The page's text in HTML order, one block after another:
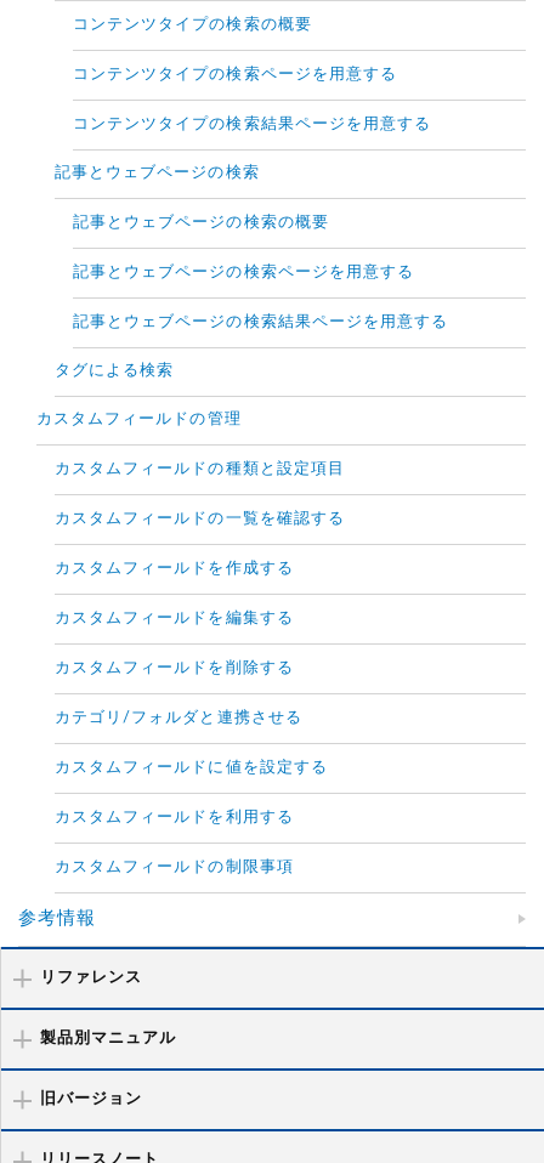
コンテンツタイプの検索の概要
コンテンツタイプの検索ページを用意する
コンテンツタイプの検索結果ページを用意する
記事とウェブページの検索
記事とウェブページの検索の概要
記事とウェブページの検索ページを用意する
記事とウェブページの検索結果ページを用意する
タグによる検索
カスタムフィールドの管理
カスタムフィールドの種類と設定項目
カスタムフィールドの一覧を確認する
カスタムフィールドを作成する
カスタムフィールドを編集する
カスタムフィールドを削除する
カテゴリ/フォルダと連携させる
カスタムフィールドに値を設定する
カスタムフィールドを利用する
カスタムフィールドの制限事項
参考情報
リファレンス
製品別マニュアル
旧バージョン
リリースノート